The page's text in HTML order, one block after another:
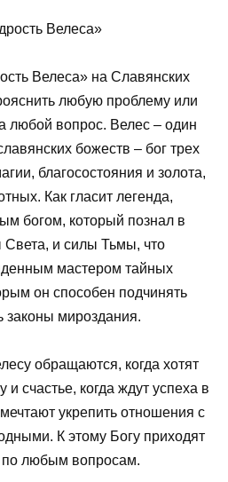
Велеса» на Славянских
любую проблему или
любой вопрос. Велес – один
божеств – бог трех
благосостояния и золота,
Как гласит легенда,
богом, который познал в
Света, и силы Тьмы, что
мастером тайных
он способен подчинять
законы мироздания.
обращаются, когда хотят
и счастье, когда ждут успеха в
укрепить отношения с
К этому Богу приходят
любым вопросам.